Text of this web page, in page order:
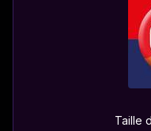
Taille